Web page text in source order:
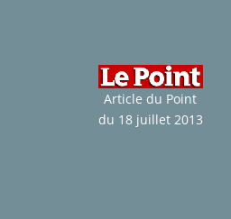
Article du Point
du 18 juillet 2013